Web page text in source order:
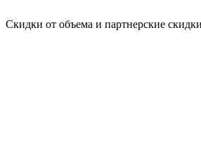
Скидки от объема и партнерские